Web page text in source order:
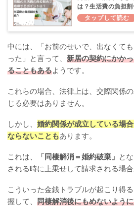
は？生活費の負担
中には、「お前のせいで、出なくて
った」と言って、 新居の契約にかか
ることもあるようです。
これらの場合、法律上は、交際関係
じる必要はありません。
しかし、 婚約関係が成立している場
ならないこともあります。
これは、 「同棲解消＝婚約破棄」 と
される時に上乗せして請求される場合
こういった金銭トラブルが起こり得
握して、 同棲解消後にもめないよう